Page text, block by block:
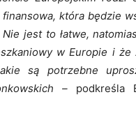
która będzie
jest to łatwe,
w Europie i że
są potrzebne
– podkreśla